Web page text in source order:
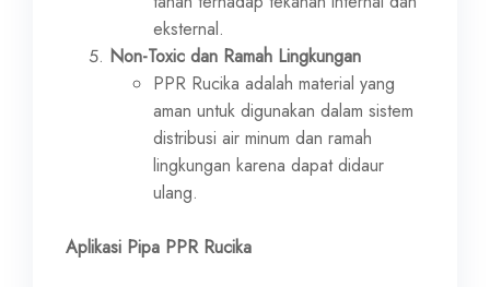
eksternal.
Non-Toxic dan Ramah Lingkungan
PPR Rucika adalah material yang
aman untuk digunakan dalam sistem
distribusi air minum dan ramah
lingkungan karena dapat didaur
ulang.
Aplikasi Pipa PPR Rucika